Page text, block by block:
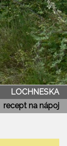
LOCHNESKA
recept na nápoj